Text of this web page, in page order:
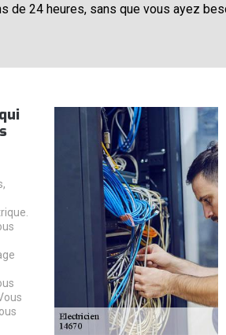
de 24 heures, sans que vous ayez